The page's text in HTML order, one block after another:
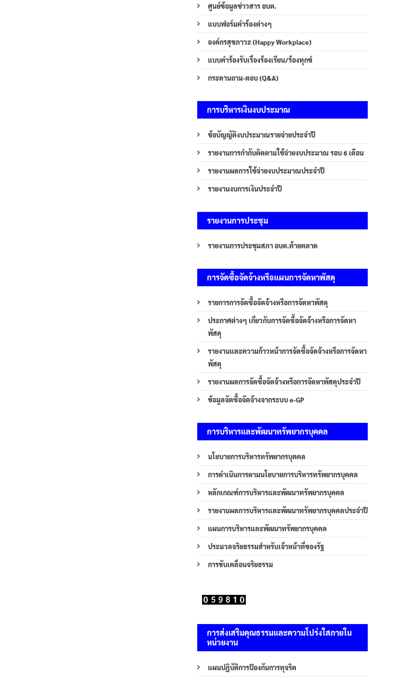
ศูนย์ข้อมูลข่าวสาร อบต.
แบบฟอร์มคำร้องต่างๆ
องค์กรสุขภาวะ (Happy Workplace)
แบบคำร้องรับเรื่องร้องเรียน/ร้องทุกข์
กระดานถาม-ตอบ (Q&A)
การบริหารเงินงบประมาณ
ข้อบัญญัติงบประมาณรายจ่ายประจำปี
รายงานการกำกับติดตามใช้จ่ายงบประมาณ รอบ 6 เดือน
รายงานผลการใช้จ่ายงบประมาณประจำปี
รายงานงบการเงินประจำปี
รายงานการประชุม
รายงานการประชุมสภา อบต.ท้ายตลาด
การจัดซื้อจัดจ้างหรือแผนการจัดหาพัสดุ
รายการการจัดซื้อจัดจ้างหรือการจัดหาพัสดุ
ประกาศต่างๆ เกี่ยวกับการจัดซื้อจัดจ้างหรือการจัดหา
พัสดุ
รายงานและความก้าวหน้าการจัดซื้อจัดจ้างหรือการจัดหา
พัสดุ
รายงานผลการจัดซื้อจัดจ้างหรือการจัดหาพัสดุประจำปี
ข้อมูลจัดซื้อจัดจ้างจากระบบ e-GP
การบริหารและพัฒนาทรัพยากรบุคคล
นโยบายการบริหารทรัพยากรบุคคล
การดำเนินการตามนโยบายการบริหารทรัพยากรบุคคล
หลักเกณฑ์การบริหารและพัฒนาทรัพยากรบุคคล
รายงานผลการบริหารและพัฒนาทรัพยากรบุคคลประจำปี
แผนการบริหารและพัฒนาทรัพยากรบุคคล
ประมวลจริยธรรมสำหรับเจ้าหน้าที่ของรัฐ
การขับเคลื่อนจริยธรรม
การส่งเสริมคุณธรรมและความโปร่งใสภายใน
หน่วยงาน
แผนปฏิบัติการป้องกันการทุจริต